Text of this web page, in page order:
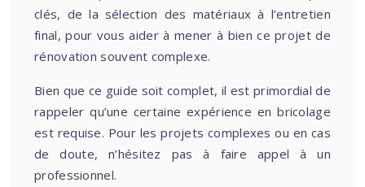
clés, de la sélection des matériaux à l’entretien
final, pour vous aider à mener à bien ce projet de
rénovation souvent complexe.
Bien que ce guide soit complet, il est primordial de
rappeler qu’une certaine expérience en bricolage
est requise. Pour les projets complexes ou en cas
de doute, n’hésitez pas à faire appel à un
professionnel.